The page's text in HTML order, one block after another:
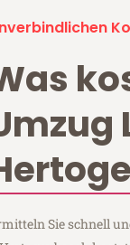
Sie schnell